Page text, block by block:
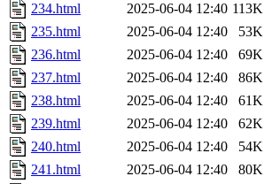
234.html
2025-06-04 12:40 113K
235.html
2025-06-04 12:40
53K
236.html
2025-06-04 12:40
69K
237.html
2025-06-04 12:40
86K
238.html
2025-06-04 12:40
61K
239.html
2025-06-04 12:40
62K
240.html
2025-06-04 12:40
54K
241.html
2025-06-04 12:40
80K